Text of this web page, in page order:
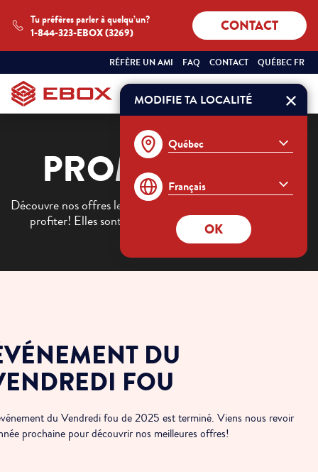
Tu préfères parler à quelqu’un?
1-844-323-EBOX (3269)
CONTACT
RÉFÈRE UN AMI FAQ CONTACT
SÉLECTIONNEZ
VOTRE
PROVINCE
LANGUE
QUÉBEC
FRANÇAIS
QUÉBEC FR
MODIFIE TA LOCALITÉ
OK
Commander
PROMOTIONS
Découvre nos offres les plus alléchantes et dépêche-toi d’en
profiter! Elles sont disponibles pour un temps limité.
DU
FOU
du Vendredi fou de 2025 est terminé. Viens nous revoir
prochaine pour découvrir nos meilleures offres!